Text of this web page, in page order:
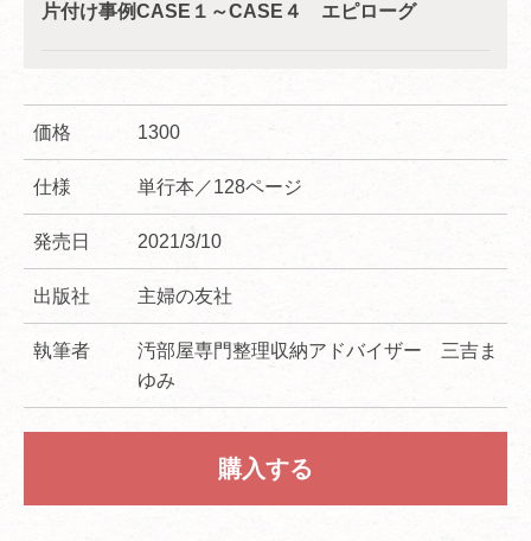
片付け事例CASE１～CASE４ エピローグ
価格 1300
仕様 単行本／128ページ
発売日 2021/3/10
出版社 主婦の友社
執筆者
汚部屋専門整理収納アドバイザー 三吉ま
ゆみ
購入する